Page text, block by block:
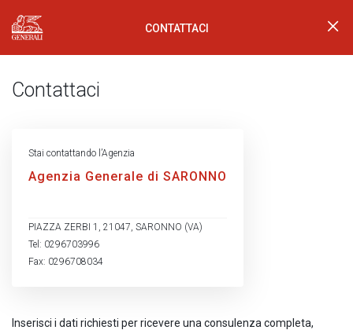
Generali Logo CONTATTACI
Contattaci
Inserisci i dati richiesti per ricevere una consulenza completa,
Stai contattando l’Agenzia
Agenzia Generale di SARONNO
PIAZZA ZERBI 1, 21047, SARONNO (VA)
Tel: 0296703996
Fax: 0296708034